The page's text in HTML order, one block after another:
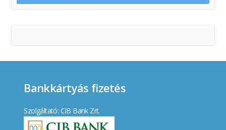
Bankkártyás fizetés
Szolgáltató: CIB Bank Zrt.